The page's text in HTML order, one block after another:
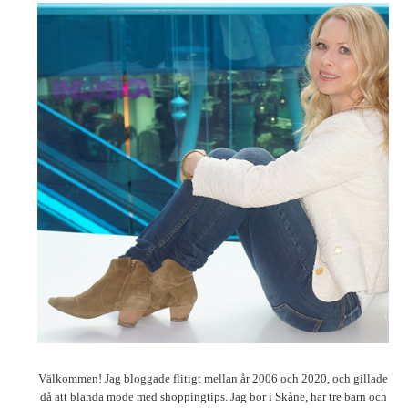
Välkommen! Jag bloggade flitigt mellan år 2006 och 2020, och gillade
då att blanda mode med shoppingtips. Jag bor i Skåne, har tre barn och